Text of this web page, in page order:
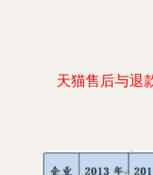
天猫售后与退